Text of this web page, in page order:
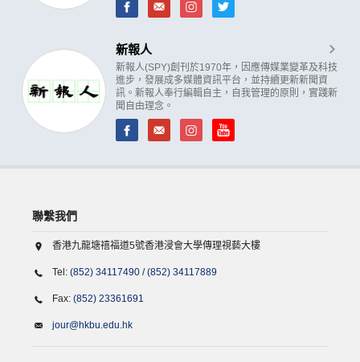
新報人
新報人(SPY)創刊於1970年，因應傳媒業變革及科技
進步，發展成多媒體資訊平台，並持續更新新聞資
訊。新報人奉行編輯自主，自我管理的原則，實踐新
聞自由理念。
聯繫我們
香港九龍塘禧福道5號香港浸會大學傳理視藝大樓
Tel: (852) 34117490 /(852) 34117889
Fax: (852) 23361691
jour@hkbu.edu.hk